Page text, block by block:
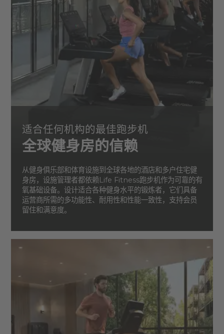
适合任何机构的最佳跑步机
全球健身房的信赖
从健身俱乐部和体育设施到全球各地的酒店和多户住宅健
身房，设施管理者都依赖Life Fitness跑步机作为可靠的有
氧基础设备。设计适合各种健身水平的锻炼者，它们具备
运营商所需的多功能性、耐用性和性能一致性，支持会员
留住和满意度。